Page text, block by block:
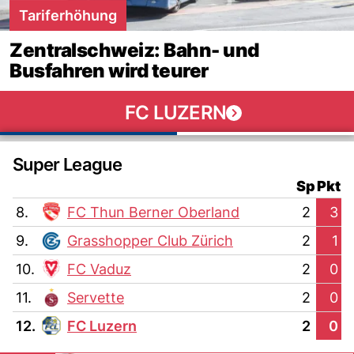
Tariferhöhung
Zentralschweiz: Bahn- und
Busfahren wird teurer
FC LUZERN
Super League
SpPkt
8.
FC Thun Berner Oberland 2
3
9.
Grasshopper Club Zürich 2
1
10.
FC Vaduz 2
0
11.
Servette 2
0
12.
FC Luzern 2 0